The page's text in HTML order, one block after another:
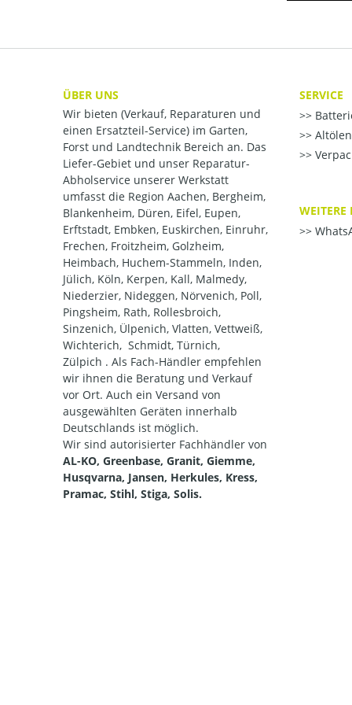
ÜBER UNS
Wir bieten (Verkauf, Reparaturen und
einen Ersatzteil-Service) im Garten,
Forst und Landtechnik Bereich an. Das
Liefer-Gebiet und unser Reparatur-
Abholservice unserer Werkstatt
umfasst die Region Aachen, Bergheim,
Blankenheim, Düren, Eifel, Eupen,
Erftstadt, Embken, Euskirchen, Einruhr,
Frechen, Froitzheim, Golzheim,
Heimbach, Huchem-Stammeln, Inden,
Jülich, Köln, Kerpen, Kall, Malmedy,
Niederzier, Nideggen, Nörvenich, Poll,
Pingsheim, Rath, Rollesbroich,
Sinzenich, Ülpenich, Vlatten, Vettweiß,
Wichterich, Schmidt, Türnich,
Zülpich . Als Fach-Händler empfehlen
wir ihnen die Beratung und Verkauf
vor Ort. Auch ein Versand von
ausgewählten Geräten innerhalb
Deutschlands ist möglich.
Wir sind autorisierter Fachhändler von
AL-KO, Greenbase, Granit, Giemme,
Husqvarna, Jansen, Herkules, Kress,
Pramac, Stihl, Stiga, Solis.
SERVICE
WEITERE